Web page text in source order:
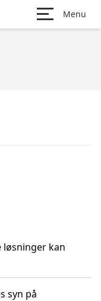
Menu
kan
syn på